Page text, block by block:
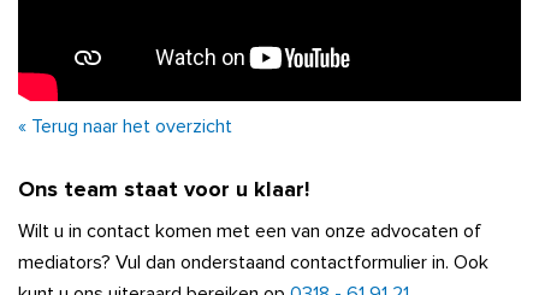
« Terug naar het overzicht
Ons team staat voor u klaar!
Wilt u in contact komen met een van onze advocaten of
mediators? Vul dan onderstaand contactformulier in. Ook